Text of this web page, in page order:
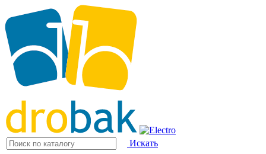
Искать